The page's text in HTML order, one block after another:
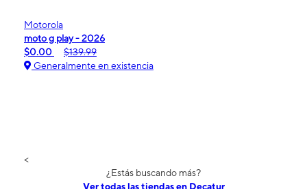
Motorola
moto g play - 2026
$0.00
$139.99
Generalmente en existencia
<
¿Estás buscando más?
Ver todas las tiendas en Decatur